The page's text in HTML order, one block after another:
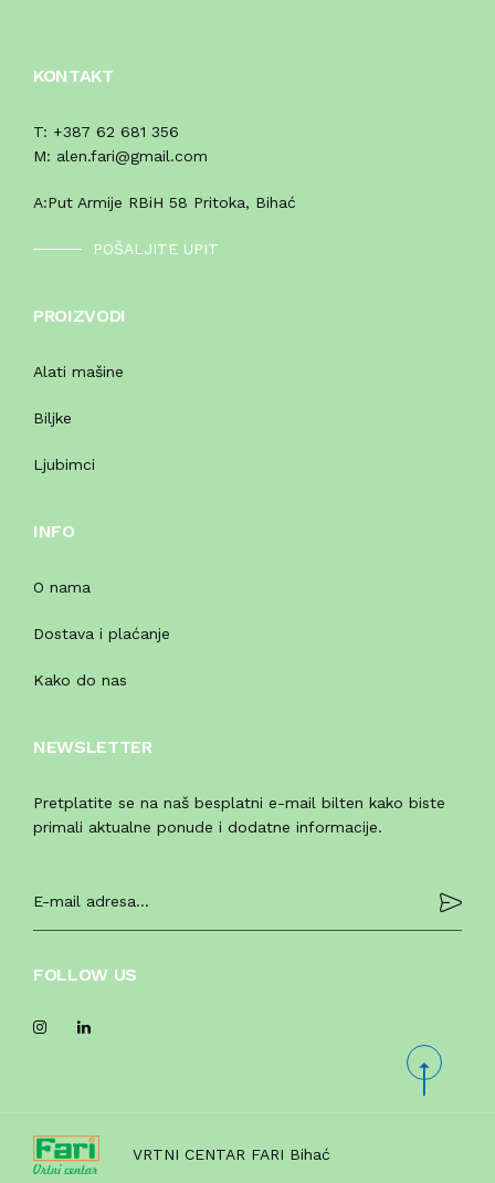
KONTAKT
T: +387 62 681 356
M: alen.fari@gmail.com
A:Put Armije RBiH 58 Pritoka, Bihać
POŠALJITE UPIT
PROIZVODI
Alati mašine
Biljke
Ljubimci
INFO
O nama
Dostava i plaćanje
Kako do nas
NEWSLETTER
Pretplatite se na naš besplatni e-mail bilten kako biste
primali aktualne ponude i dodatne informacije.
FOLLOW US
VRTNI CENTAR FARI Bihać